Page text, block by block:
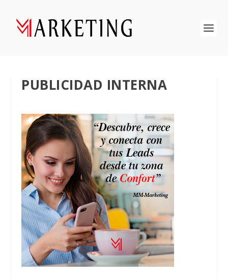
PUBLICIDAD INTERNA